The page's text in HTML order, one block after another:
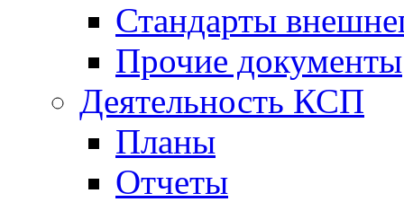
Стандарты
Прочие документы
Деятельность КСП
Планы
Отчеты